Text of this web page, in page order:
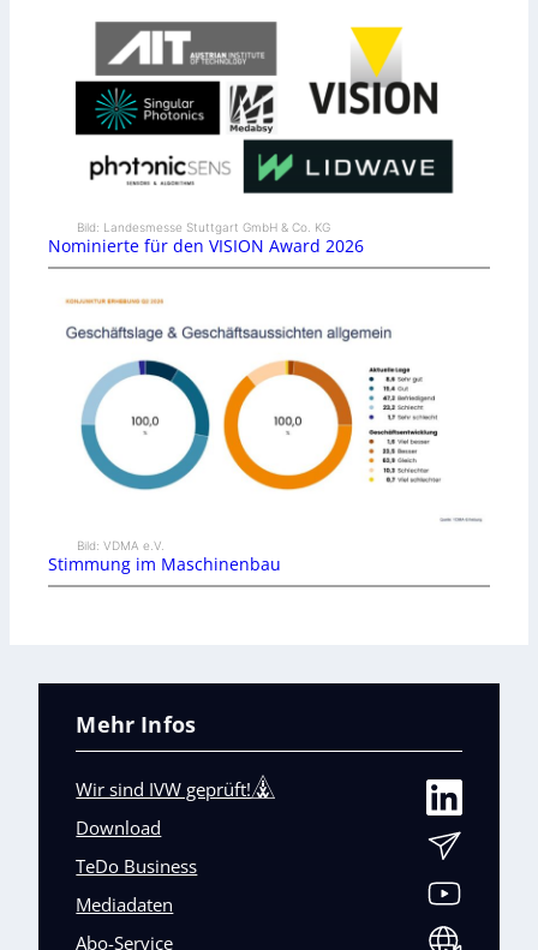
Bild: Landesmesse Stuttgart GmbH & Co. KG
Nominierte für den VISION Award 2026
Bild: VDMA e.V.
Stimmung im Maschinenbau
Mehr Infos
Wir sind IVW geprüft!
Download
TeDo Business
Mediadaten
Abo-Service